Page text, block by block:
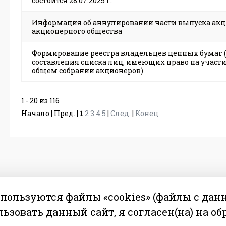
Информация об аннулировании части выпуска
акционерного общества
Формирование реестра владельцев ценных бумаг
составления списка лиц, имеющих право на
общем собрании акционеров)
1 - 20 из 116
Начало | Пред. | 1 2 3 4 5 | След. | Конец
© 2009—2016 ОАО «БАРАНОВИЧХЛЕБОПРОДУКТ» Республика
Беларусь, г. Барановичи, ул. 50 лет БССР, д. 21
файлы «cookies» (файлы с
данный сайт, я согласен(на) на